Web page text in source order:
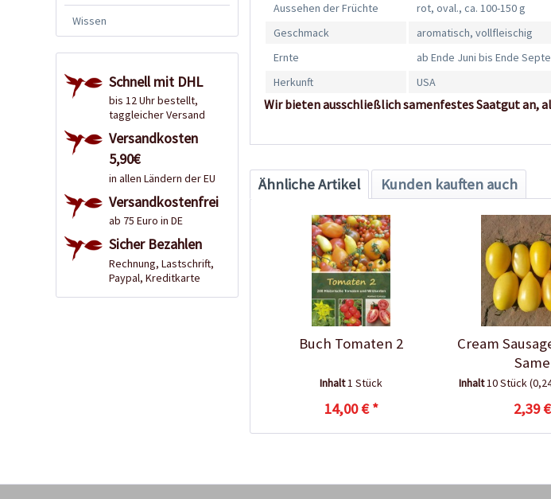
Wissen
Schnell mit DHL
bis 12 Uhr bestellt,
taggleicher Versand
Versandkosten
5,90€
in allen Ländern der EU
Versandkostenfrei
ab 75 Euro in DE
Sicher Bezahlen
Rechnung, Lastschrift,
Paypal, Kreditkarte
Aussehen der Früchte
rot, oval., ca. 100-150 g
Geschmack
aromatisch, vollfleischig
Ernte
ab Ende Juni bis Ende
Herkunft
USA
Wir bieten ausschließlich samenfestes Saatgut an,
Ähnliche Artikel Kunden kauften auch
Buch Tomaten 2
Inhalt1 Stück
14,00 € *
Cream
Inhalt10 Stück
2,39